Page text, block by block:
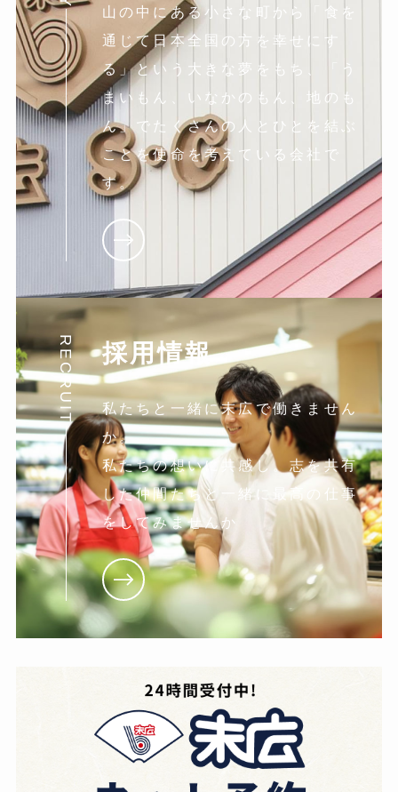
山の中にある小さな町から「食を
通じて日本全国の方を幸せにす
る」という大きな夢をもち、「う
まいもん、いなかのもん、地のも
ん」でたくさんの人とひとを結ぶ
ことを使命を考えている会社で
す。
RECRUIT 採用情報
私たちと一緒に末広で働きません
か。
私たちの想いに共感し。志を共有
した仲間たちと一緒に最高の仕事
をしてみませんか